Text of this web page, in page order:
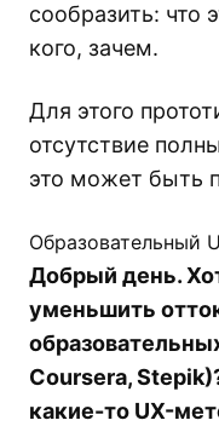
сообразить: что
кого, зачем.
Для этого
отсутствие
это может быть
Образовательный
Добрый день.
уменьшить
Coursera,
какие-то UX-